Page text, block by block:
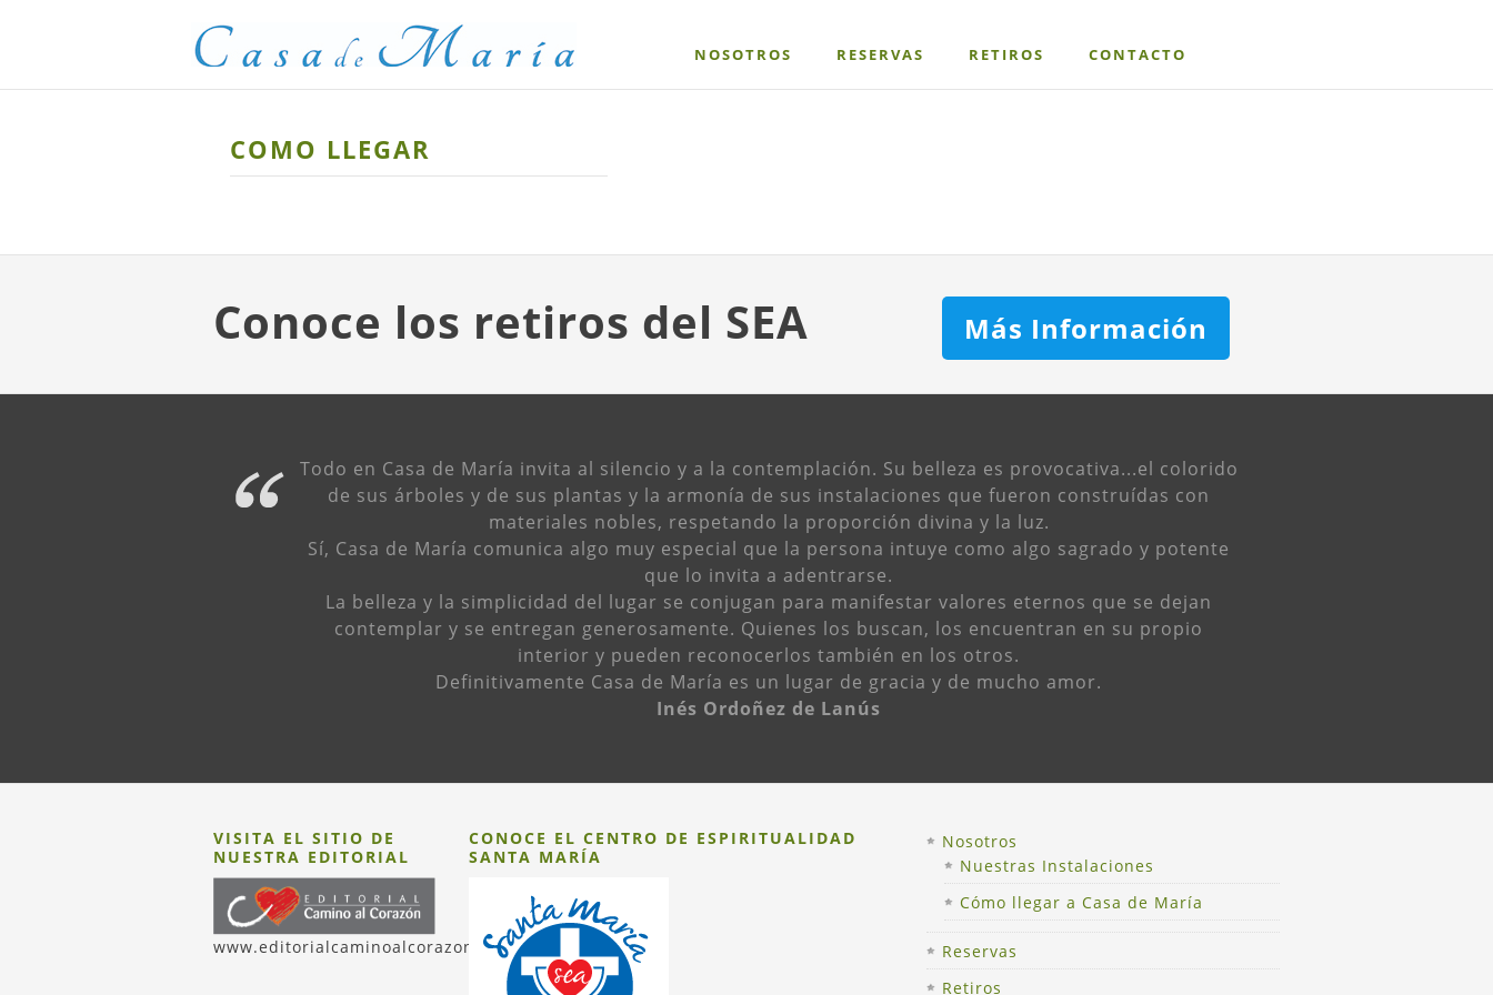
NOSOTROS RESERVAS RETIROS CONTACTO
COMO LLEGAR
Conoce los retiros del SEA Más Información
Todo en Casa de María invita al silencio y a la contemplación. Su belleza es provocativa...el colorido
de sus árboles y de sus plantas y la armonía de sus instalaciones que fueron construídas con
materiales nobles, respetando la proporción divina y la luz.
Sí, Casa de María comunica algo muy especial que la persona intuye como algo sagrado y potente
que lo invita a adentrarse.
La belleza y la simplicidad del lugar se conjugan para manifestar valores eternos que se dejan
contemplar y se entregan generosamente. Quienes los buscan, los encuentran en su propio
interior y pueden reconocerlos también en los otros.
Definitivamente Casa de María es un lugar de gracia y de mucho amor.
Inés Ordoñez de Lanús
VISITA EL SITIO DE
NUESTRA EDITORIAL
www.editorialcaminoalcorazon.com
CONOCE EL CENTRO DE ESPIRITUALIDAD
SANTA MARÍA
Nosotros
Nuestras Instalaciones
Cómo llegar a Casa de María
Reservas
Retiros